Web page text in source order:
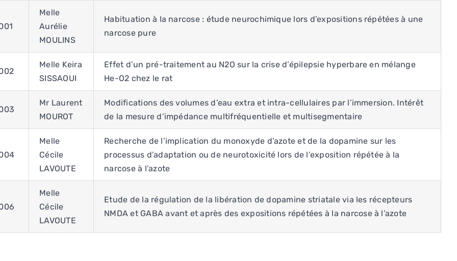
Melle
Aurélie
MOULINS
Habituation à la narcose : étude neurochimique lors d’expositions répétées à une
narcose pure
Melle Keira
SISSAOUI
Effet d’un pré-traitement au N2O sur la crise d’épilepsie hyperbare en mélange
He-O2 chez le rat
Mr Laurent
MOUROT
Modifications des volumes d’eau extra et intra-cellulaires par l’immersion. Intérêt
de la mesure d’impédance multifréquentielle et multisegmentaire
Melle
Cécile
LAVOUTE
Recherche de l’implication du monoxyde d’azote et de la dopamine sur les
processus d’adaptation ou de neurotoxicité lors de l’exposition répétée à la
narcose à l’azote
Melle
Cécile
LAVOUTE
Etude de la régulation de la libération de dopamine striatale via les récepteurs
NMDA et GABA avant et après des expositions répétées à la narcose à l’azote